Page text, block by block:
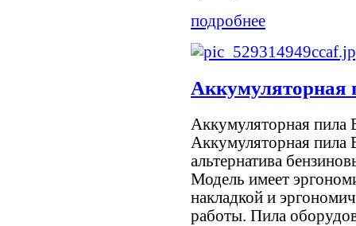
подробнее
Аккумуляторная
Аккумуляторная
Аккумуляторная пила
альтернатива
Модель имеет
накладкой и
работы. Пила